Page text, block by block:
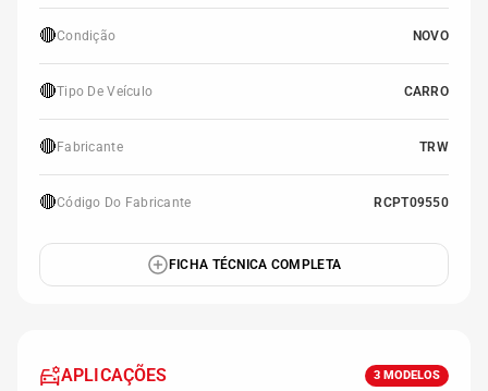
🔴Condição NOVO
🔴Tipo De Veículo CARRO
🔴 Fabricante TRW
🔴Código Do Fabricante RCPT09550
FICHA TÉCNICA COMPLETA
APLICAÇÕES 3 MODELOS